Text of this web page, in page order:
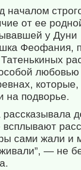
началом
от ее
у Дуни
Феофания,
любовью
на подворье.
сами жали и
— не